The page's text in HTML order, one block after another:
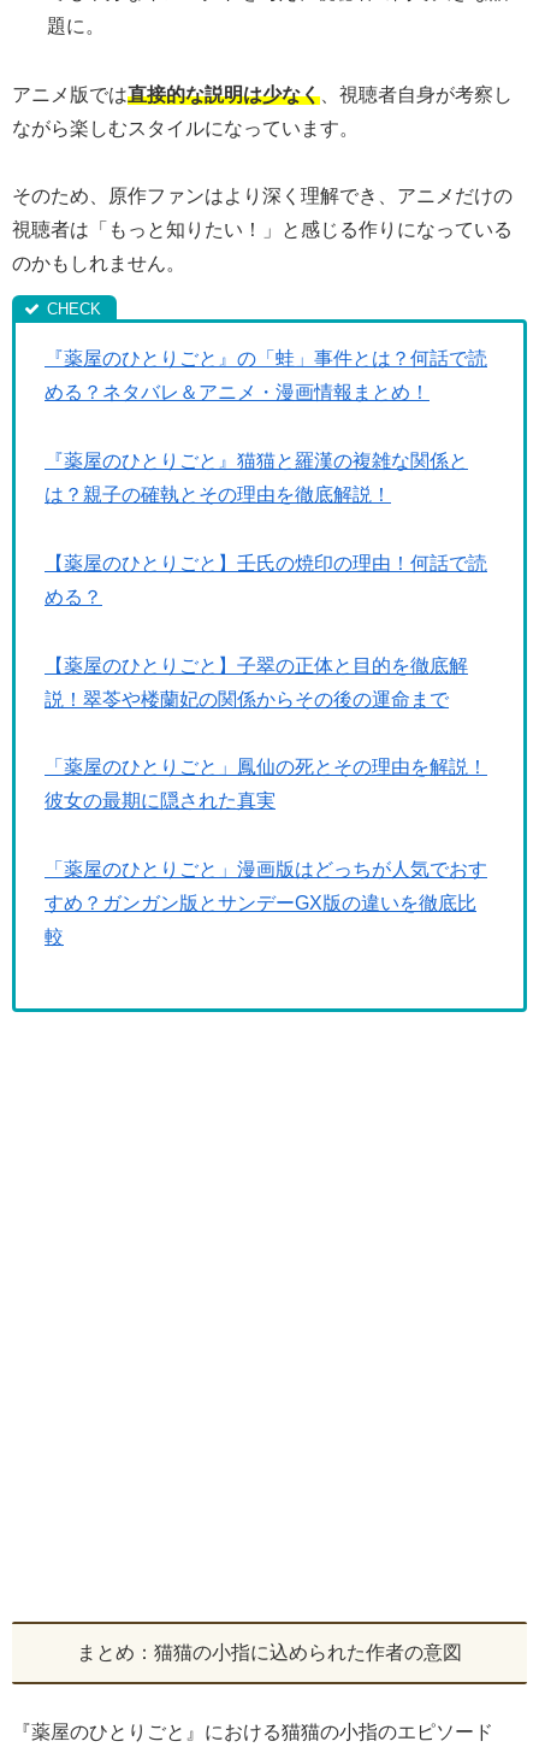
題に。
アニメ版では直接的な説明は少なく 、視聴者自身が考察し
ながら楽しむスタイルになっています。
そのため、原作ファンはより深く理解でき、アニメだけの
視聴者は「もっと知りたい！」と感じる作りになっている
のかもしれません。
『薬屋のひとりごと』の「蛙」事件とは？何話で読
める？ネタバレ＆アニメ・漫画情報まとめ！
『薬屋のひとりごと』猫猫と羅漢の複雑な関係と
は？親子の確執とその理由を徹底解説！
【薬屋のひとりごと】壬氏の焼印の理由！何話で読
める？
【薬屋のひとりごと】子翠の正体と目的を徹底解
説！翠苓や楼蘭妃の関係からその後の運命まで
「薬屋のひとりごと」鳳仙の死とその理由を解説！
彼女の最期に隠された真実
「薬屋のひとりごと」漫画版はどっちが人気でおす
すめ？ガンガン版とサンデーGX版の違いを徹底比
較
まとめ：猫猫の小指に込められた作者の意図
『薬屋のひとりごと』における猫猫の小指のエピソード